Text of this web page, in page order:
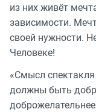
из них живёт
зависимости.
своей нужности.
Человеке!
«Смысл
должны быть